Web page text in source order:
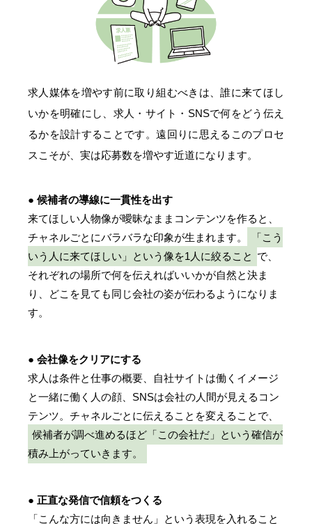
求人媒体を増やす前に取り組むべきは、誰に来てほし
いかを明確にし、求人・サイト・SNSで何をどう伝え
るかを設計することです。遠回りに思えるこのプロセ
スこそが、実は応募数を増やす近道になります。
● 候補者の導線に一貫性を出す
来てほしい人物像が曖昧なままコンテンツを作ると、
チャネルごとにバラバラな印象が生まれます。
「こう
いう人に来てほしい」という像を1人に絞ること で、
それぞれの場所で何を伝えればいいかが自然と決ま
り、どこを見ても同じ会社の姿が伝わるようになりま
す。
● 会社像をクリアにする
求人は条件と仕事の概要、自社サイトは働くイメージ
と一緒に働く人の顔、SNSは会社の人間が見えるコン
テンツ。チャネルごとに伝えることを変えることで、
候補者が調べ進めるほど「この会社だ」という確信が
積み上がっていきます。
● 正直な発信で信頼をつくる
「こんな方には向きません」という表現を入れること